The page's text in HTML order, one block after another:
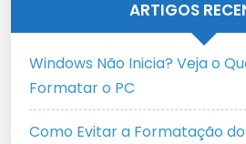
ARTIGOS
Windows Não Inicia? Veja o
Formatar o PC
Como Evitar a Formatação